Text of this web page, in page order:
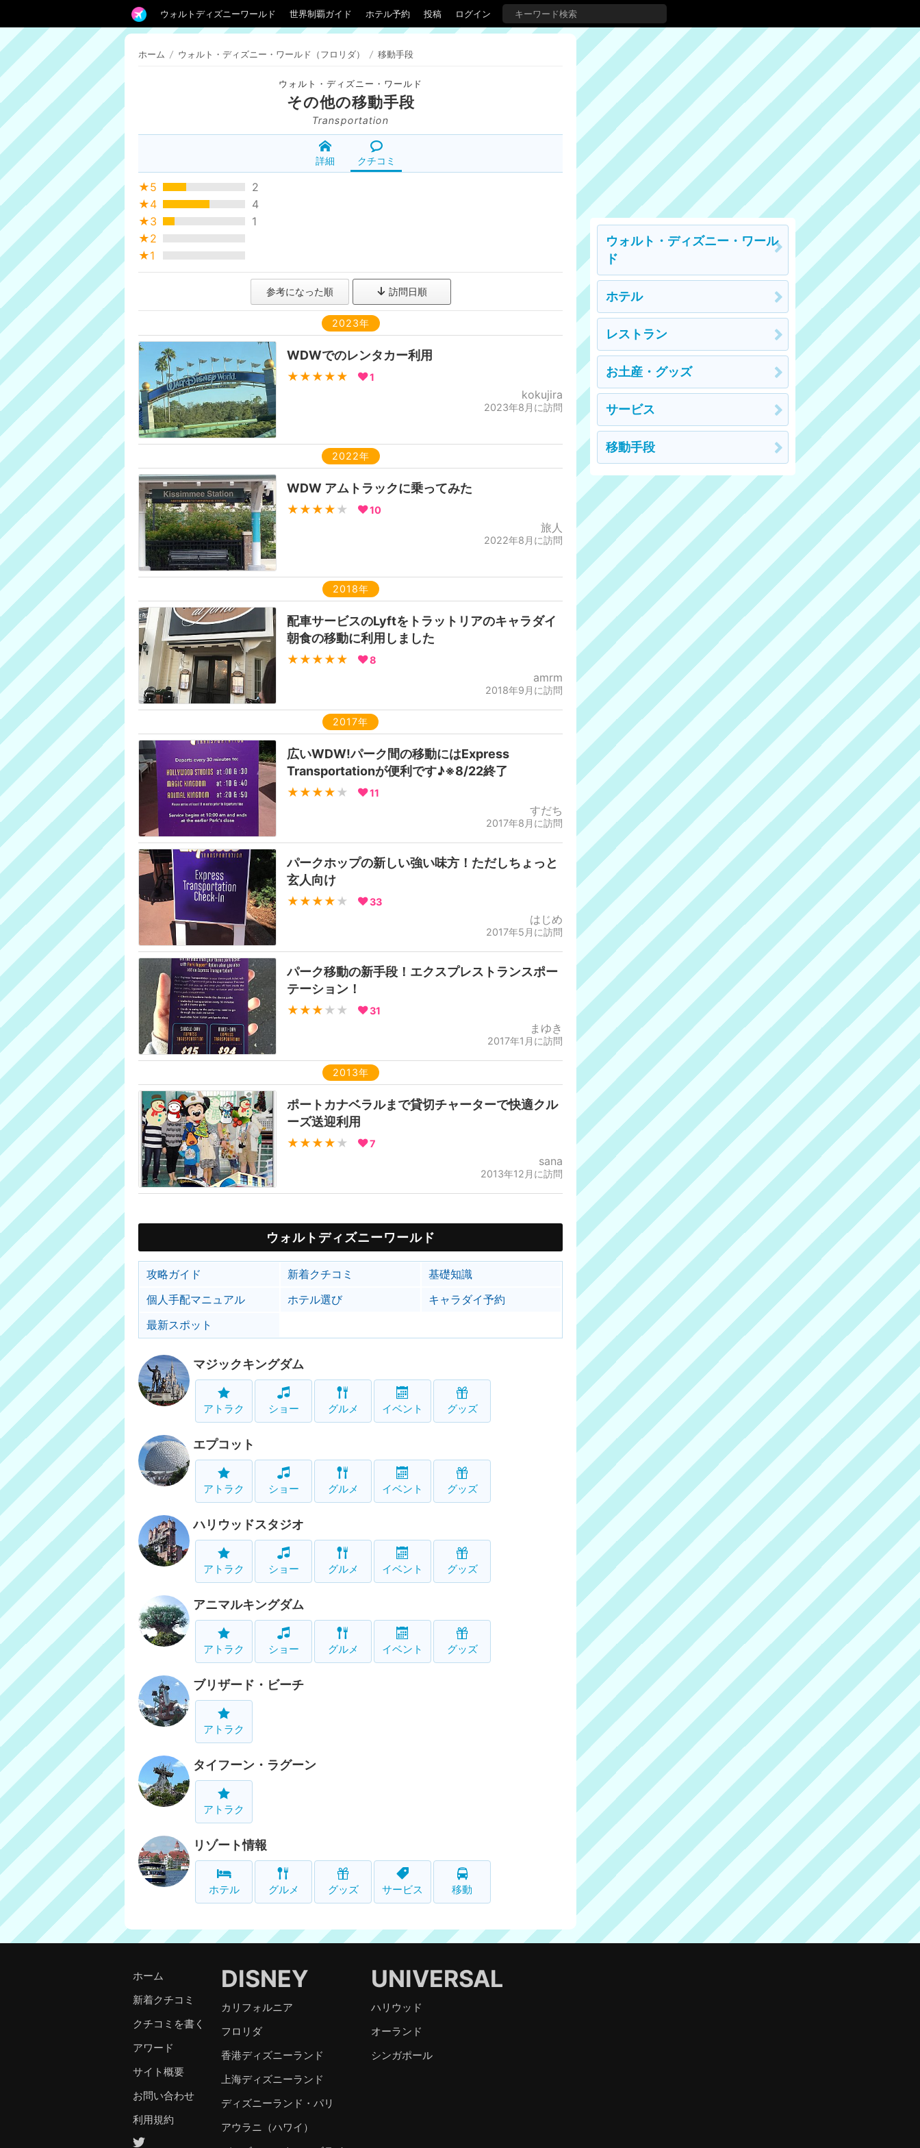
ウォルトディズニーワールド 世界制覇ガイド ホテル予約 投稿 ログイン
ホーム / ウォルト・ディズニー・ワールド（フロリダ） / 移動手段
ウォルト・ディズニー・ワールド
その他の移動手段
Transportation
詳細 クチコミ
★5
2
★4
4
★3
1
★2
★1
参考になった順 訪問日順
2023年
WDWでのレンタカー利用
★★★★★ 1
kokujira
2023年8月に訪問
2022年
WDW アムトラックに乗ってみた
★★★★ ★ 10
旅人
2022年8月に訪問
2018年
配車サービスのLyftをトラットリアのキャラダイ
朝食の移動に利用しました
★★★★★ 8
amrm
2018年9月に訪問
2017年
広いWDW!パーク間の移動にはExpress
Transportationが便利です♪※8/22終了
★★★★ ★ 11
すだち
2017年8月に訪問
パークホップの新しい強い味方！ただしちょっと
玄人向け
★★★★ ★ 33
はじめ
2017年5月に訪問
パーク移動の新手段！エクスプレストランスポー
テーション！
★★★ ★★ 31
まゆき
2017年1月に訪問
2013年
ポートカナベラルまで貸切チャーターで快適クル
ーズ送迎利用
★★★★ ★ 7
sana
2013年12月に訪問
ウォルトディズニーワールド
攻略ガイド 新着クチコミ
基礎知識
個人手配マニュアル
ホテル選び
キャラダイ予約
最新スポット
マジックキングダム
アトラク ショー グルメ イベント グッズ
エプコット
アトラク ショー グルメ イベント グッズ
ハリウッドスタジオ
アトラク ショー グルメ イベント グッズ
アニマルキングダム
アトラク ショー グルメ イベント グッズ
ブリザード・ビーチ
アトラク
タイフーン・ラグーン
アトラク
リゾート情報
ホテル グルメ グッズ サービス 移動
ウォルト・ディズニー・ワール
ド
ホテル
レストラン
お土産・グッズ
サービス
移動手段
ホーム
新着クチコミ
クチコミを書く
アワード
サイト概要
お問い合わせ
利用規約
DISNEY
カリフォルニア
フロリダ
香港ディズニーランド
上海ディズニーランド
ディズニーランド・パリ
アウラニ（ハワイ）
UNIVERSAL
ハリウッド
オーランド
シンガポール